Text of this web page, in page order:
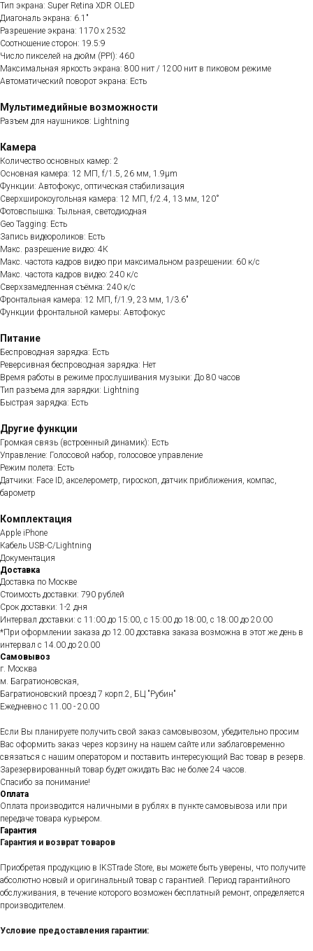
Тип экрана: Super Retina XDR OLED
Диагональ экрана: 6.1"
Разрешение экрана: 1170 x 2532
Соотношение сторон: 19.5:9
Число пикселей на дюйм (PPI): 460
Максимальная яркость экрана: 800 нит / 1200 нит в пиковом режиме
Автоматический поворот экрана: Есть
Мультимедийные возможности
Разъем для наушников: Lightning
Камера
Количество основных камер: 2
Основная камера: 12 МП, f/1.5, 26 мм, 1.9µm
Функции: Автофокус, оптическая стабилизация
Сверхширокоугольная камера: 12 МП, f/2.4, 13 мм, 120˚
Фотовспышка: Тыльная, светодиодная
Geo Tagging: Есть
Запись видеороликов: Есть
Макс. разрешение видео: 4К
Макс. частота кадров видео при максимальном разрешении: 60 к/с
Макс. частота кадров видео: 240 к/с
Сверхзамедленная съёмка: 240 к/с
Фронтальная камера: 12 МП, f/1.9, 23 мм, 1/3.6"
Функции фронтальной камеры: Автофокус
Питание
Беспроводная зарядка: Есть
Реверсивная беспроводная зарядка: Нет
Время работы в режиме прослушивания музыки: До 80 часов
Тип разъема для зарядки: Lightning
Быстрая зарядка: Есть
Другие функции
Громкая связь (встроенный динамик): Есть
Управление: Голосовой набор, голосовое управление
Режим полета: Есть
Датчики: Face ID, акселерометр, гироскоп, датчик приближения, компас,
барометр
Комплектация
Apple iPhone
Кабель USB-C/Lightning
Документация
Доставка
Доставка по Москве
Стоимость доставки: 790 рублей
Срок доставки: 1-2 дня
Интервал доставки: с 11:00 до 15:00, с 15:00 до 18:00, с 18:00 до 20:00
*При оформлении заказа до 12.00 доставка заказа возможна в этот же день в
интервал с 14.00 до 20.00
Самовывоз
г. Москва
м. Багратионовская,
Багратионовский проезд 7 корп.2, БЦ "Рубин"
Ежедневно c 11.00 - 20.00
Если Вы планируете получить свой заказ самовывозом, убедительно просим
Вас оформить заказ через корзину на нашем сайте или заблаговременно
связаться с нашим оператором и поставить интересующий Вас товар в резерв.
Зарезервированный товар будет ожидать Вас не более 24 часов.
Спасибо за понимание!
Оплата
Оплата производится наличными в рублях в пункте самовывоза или при
передаче товара курьером.
Гарантия
Гарантия и возврат товаров
Приобретая продукцию в IKSTrade Store, вы можете быть уверены, что получите
абсолютно новый и оригинальный товар с гарантией. Период гарантийного
обслуживания, в течение которого возможен бесплатный ремонт, определяется
производителем.
Условие предоставления гарантии: